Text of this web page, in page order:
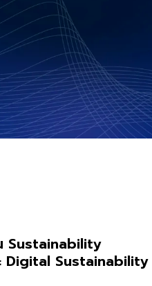
Sustainability
Digital Sustainability